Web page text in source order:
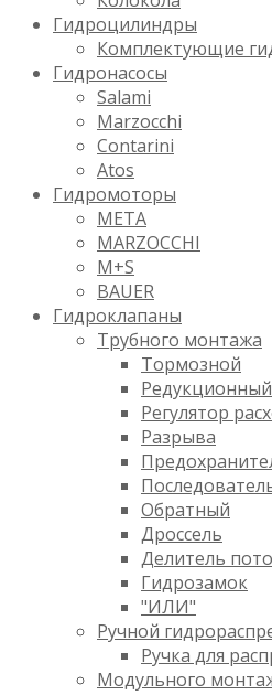
Гидроцилиндры
Комплектующие
Гидронасосы
Salami
Marzocchi
Contarini
Atos
Гидромоторы
META
MARZOCCHI
M+S
BAUER
Гидроклапаны
Трубного монтажа
Тормозной
Редукционный
Регулятор
Разрыва
Обратный
Дроссель
Делитель
Гидрозамок
"ИЛИ"
Ручной
Ручка для
Модульного